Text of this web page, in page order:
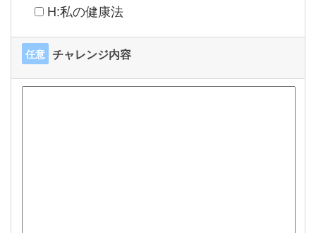
H:私の健康法
任意 チャレンジ内容